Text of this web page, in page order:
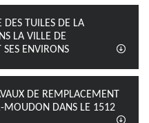
DES TUILES DE LA
LA VILLE DE
ENVIRONS
DE REMPLACEMENT
MOUDON DANS LE 1512